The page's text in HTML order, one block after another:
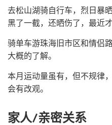
去松山湖骑自行车，烈日暴
黑了一截，还晒伤了，最近才
骑单车游珠海旧市区和情侣
大概的了解。
本月运动量虽有，但不规律
会有改观。
家人/亲密关系